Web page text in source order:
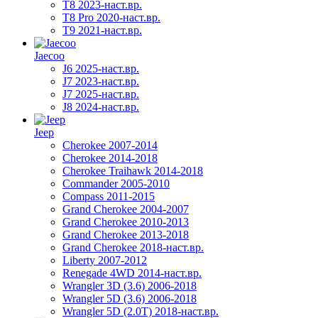
T8 2023-наст.вр.
T8 Pro 2020-наст.вр.
T9 2021-наст.вр.
Jaecoo
J6 2025-наст.вр.
J7 2023-наст.вр.
J7 2025-наст.вр.
J8 2024-наст.вр.
Jeep
Cherokee 2007-2014
Cherokee 2014-2018
Cherokee Traihawk 2014-2018
Commander 2005-2010
Compass 2011-2015
Grand Cherokee 2004-2007
Grand Cherokee 2010-2013
Grand Cherokee 2013-2018
Grand Cherokee 2018-наст.вр.
Liberty 2007-2012
Renegade 4WD 2014-наст.вр.
Wrangler 3D (3.6) 2006-2018
Wrangler 5D (3.6) 2006-2018
Wrangler 5D (2.0T) 2018-наст.вр.